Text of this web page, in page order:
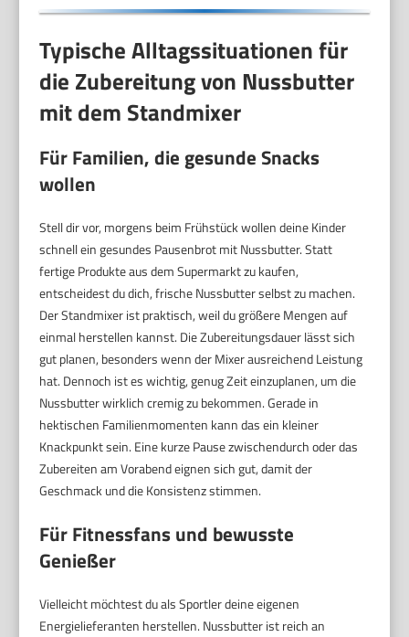
Typische Alltagssituationen für
die Zubereitung von Nussbutter
mit dem Standmixer
Für Familien, die gesunde Snacks
wollen
Stell dir vor, morgens beim Frühstück wollen deine Kinder
schnell ein gesundes Pausenbrot mit Nussbutter. Statt
fertige Produkte aus dem Supermarkt zu kaufen,
entscheidest du dich, frische Nussbutter selbst zu machen.
Der Standmixer ist praktisch, weil du größere Mengen auf
einmal herstellen kannst. Die Zubereitungsdauer lässt sich
gut planen, besonders wenn der Mixer ausreichend Leistung
hat. Dennoch ist es wichtig, genug Zeit einzuplanen, um die
Nussbutter wirklich cremig zu bekommen. Gerade in
hektischen Familienmomenten kann das ein kleiner
Knackpunkt sein. Eine kurze Pause zwischendurch oder das
Zubereiten am Vorabend eignen sich gut, damit der
Geschmack und die Konsistenz stimmen.
Für Fitnessfans und bewusste
Genießer
Vielleicht möchtest du als Sportler deine eigenen
Energielieferanten herstellen. Nussbutter ist reich an